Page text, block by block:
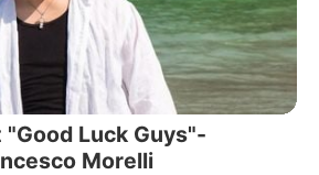
"Good Luck Guys"-
Morelli